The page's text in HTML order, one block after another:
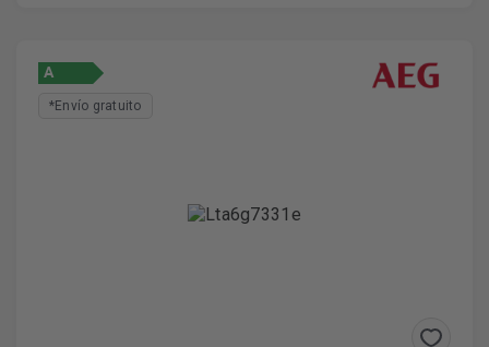
A
*Envío gratuito